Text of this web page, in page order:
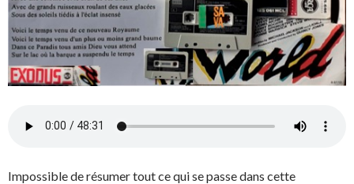
Impossible de résumer tout ce qui se passe dans cette